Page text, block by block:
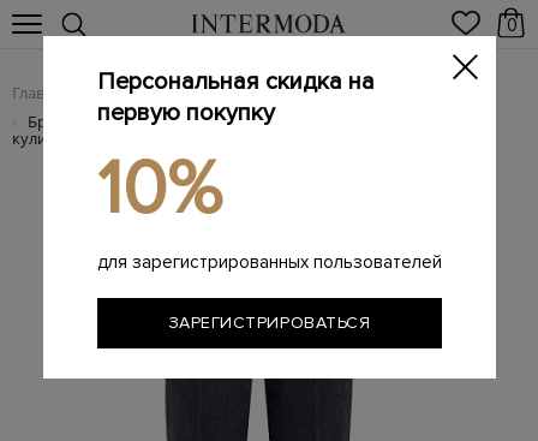
0
Главная Женщинам / Женская одежда / Женские брюки
/ Брюки из меланжевой шерсти и кашемира с поясом на
кулиске
Персональная скидка на
первую покупку
10%
для зарегистрированных пользователей
ЗАРЕГИСТРИРОВАТЬСЯ